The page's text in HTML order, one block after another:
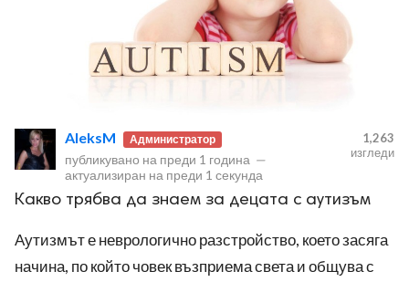
AleksM Администратор
публикувано на преди 1 година —
актуализиран на преди 1 секунда
1,263
изгледи
Какво трябва да знаем за децата с аутизъм
Аутизмът е неврологично разстройство, което засяга
начина, по който човек възприема света и общува с